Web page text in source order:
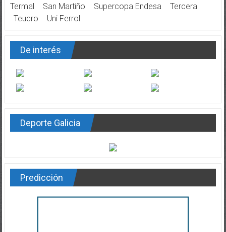
Termal
San Martiño Supercopa Endesa
Tercera
Teucro
Uni Ferrol
De interés
Deporte Galicia
Predicción